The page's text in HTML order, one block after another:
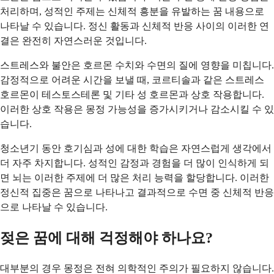
처리하며, 성적인 주제는 신체적 흥분을 유발하는 꿈 내용으로
나타날 수 있습니다. 정신 활동과 신체적 반응 사이의 이러한 연
결은 완전히 자연스러운 것입니다.
스트레스와 불안은 호르몬 수치와 수면의 질에 영향을 미칩니다.
감정적으로 어려운 시간을 보낼 때, 코르티솔과 같은 스트레스
호르몬이 테스토스테론 및 기타 성 호르몬과 상호 작용합니다.
이러한 상호 작용은 몽정 가능성을 증가시키거나 감소시킬 수 있
습니다.
청소년기 동안 호기심과 성에 대한 학습은 자연스럽게 생각에서
더 자주 차지합니다. 성적인 감정과 경험을 더 많이 인식하게 되
면 뇌는 이러한 주제에 더 많은 처리 능력을 할당합니다. 이러한
정신적 집중은 꿈으로 나타나고 결과적으로 수면 중 신체적 반응
으로 나타날 수 있습니다.
젖은 꿈에 대해 걱정해야 하나요?
대부분의 경우 몽정은 전혀 의학적인 주의가 필요하지 않습니다.